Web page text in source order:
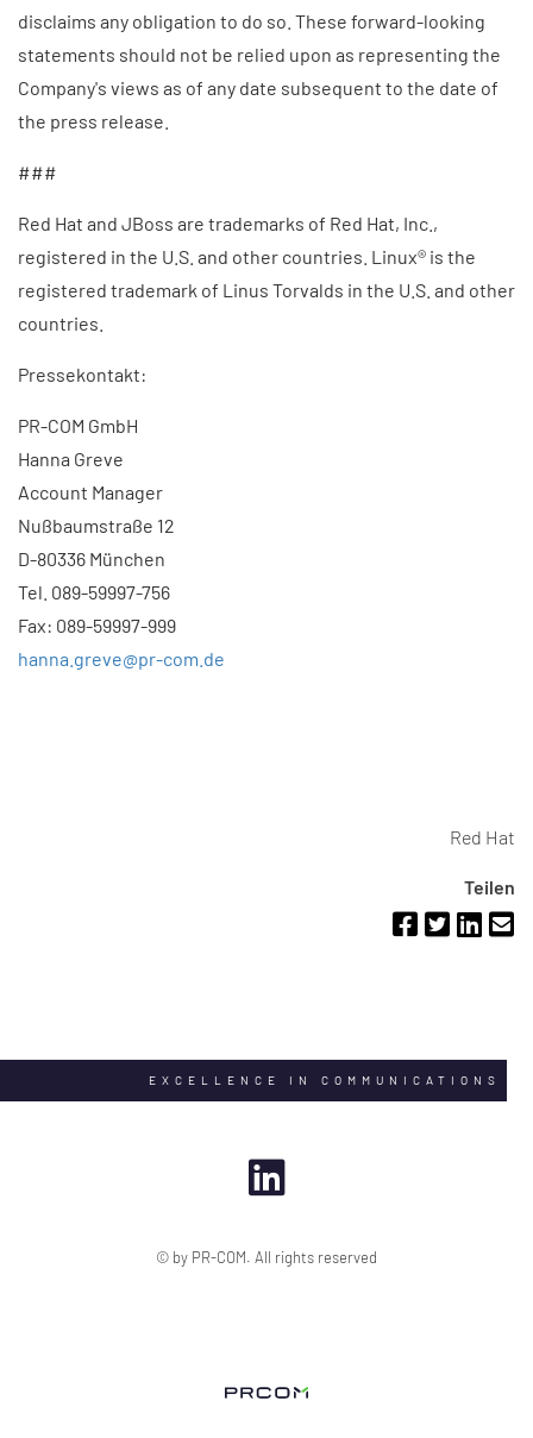
disclaims any obligation to do so. These forward-looking
statements should not be relied upon as representing the
Company's views as of any date subsequent to the date of
the press release.
###
Red Hat and JBoss are trademarks of Red Hat, Inc.,
registered in the U.S. and other countries. Linux® is the
registered trademark of Linus Torvalds in the U.S. and other
countries.
Pressekontakt:
PR-COM GmbH
Hanna Greve
Account Manager
Nußbaumstraße 12
D-80336 München
Tel. 089-59997-756
Fax: 089-59997-999
hanna.greve@pr-com.de
Red Hat
Teilen
EXCELLENCE IN COMMUNICATIONS
© by PR-COM. All rights reserved